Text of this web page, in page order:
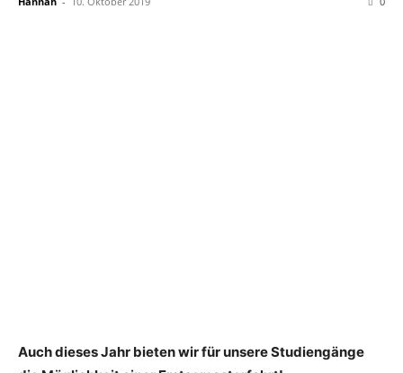
Auch dieses Jahr bieten wir für unsere Studiengänge